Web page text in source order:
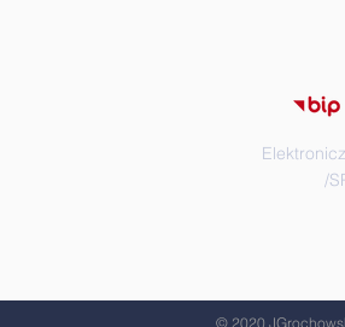
/
© 2020